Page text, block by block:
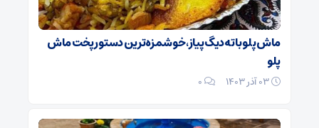
ماش پلو با ته‌دیگ پیاز، خوشمزه‌ترین دستور پخت ماش
پلو
0